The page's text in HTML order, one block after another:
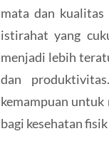
mata dan
istirahat yang
menjadi lebih
dan
kemampuan
bagi kesehatan